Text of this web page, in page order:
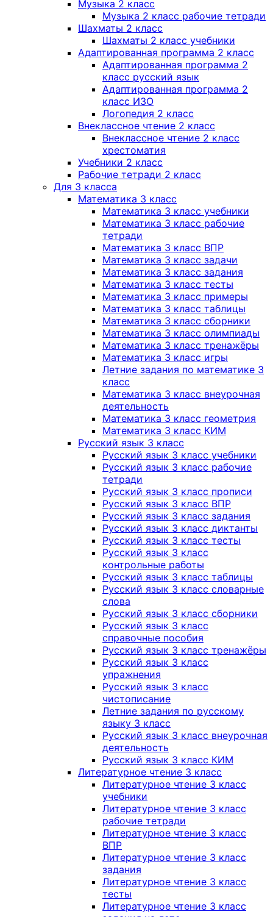
Музыка 2 класс
Музыка 2 класс рабочие тетради
Шахматы 2 класс
Шахматы 2 класс учебники
Адаптированная программа 2 класс
Адаптированная программа 2
класс русский язык
Адаптированная программа 2
класс ИЗО
Логопедия 2 класс
Внеклассное чтение 2 класс
Внеклассное чтение 2 класс
хрестоматия
Учебники 2 класс
Рабочие тетради 2 класс
Для 3 класса
Математика 3 класс
Математика 3 класс учебники
Математика 3 класс рабочие
тетради
Математика 3 класс ВПР
Математика 3 класс задачи
Математика 3 класс задания
Математика 3 класс тесты
Математика 3 класс примеры
Математика 3 класс таблицы
Математика 3 класс сборники
Математика 3 класс олимпиады
Математика 3 класс тренажёры
Математика 3 класс игры
Летние задания по математике 3
класс
Математика 3 класс внеурочная
деятельность
Математика 3 класс геометрия
Математика 3 класс КИМ
Русский язык 3 класс
Русский язык 3 класс учебники
Русский язык 3 класс рабочие
тетради
Русский язык 3 класс прописи
Русский язык 3 класс ВПР
Русский язык 3 класс задания
Русский язык 3 класс диктанты
Русский язык 3 класс тесты
Русский язык 3 класс
контрольные работы
Русский язык 3 класс таблицы
Русский язык 3 класс словарные
слова
Русский язык 3 класс сборники
Русский язык 3 класс
справочные пособия
Русский язык 3 класс тренажёры
Русский язык 3 класс
упражнения
Русский язык 3 класс
чистописание
Летние задания по русскому
языку 3 класс
Русский язык 3 класс внеурочная
деятельность
Русский язык 3 класс КИМ
Литературное чтение 3 класс
Литературное чтение 3 класс
учебники
Литературное чтение 3 класс
рабочие тетради
Литературное чтение 3 класс
ВПР
Литературное чтение 3 класс
задания
Литературное чтение 3 класс
тесты
Литературное чтение 3 класс